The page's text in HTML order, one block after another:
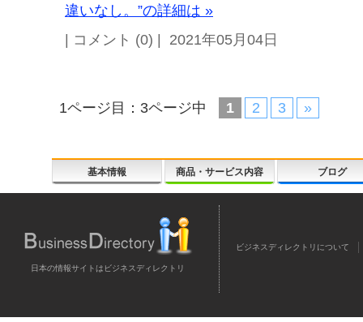
違いなし。”の詳細は »
| コメント (0) | 2021年05月04日
1ページ目：3ページ中 1 2 3 »
基本情報 商品・サービス内容 ブログ
日本の情報サイトはビジネスディレクトリ
ビジネスディレクトリについて